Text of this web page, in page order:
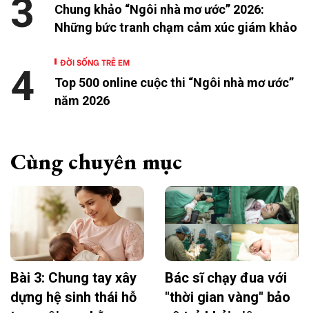
Chung khảo “Ngôi nhà mơ ước” 2026:
Những bức tranh chạm cảm xúc giám khảo
3
ĐỜI SỐNG TRẺ EM
Top 500 online cuộc thi “Ngôi nhà mơ ước”
năm 2026
4
Cùng chuyên mục
Bài 3: Chung tay xây
dựng hệ sinh thái hỗ
Bác sĩ chạy đua với
"thời gian vàng" bảo